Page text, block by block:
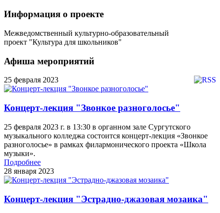
Информация о проекте
Межведомственный культурно-образовательный
проект "Культура для школьников"
Афиша мероприятий
25 февраля 2023
Концерт-лекция "Звонкое разноголосье"
25 февраля 2023 г. в 13:30 в органном зале Сургутского
музыкального колледжа состоится концерт-лекция «Звонкое
разноголосье» в рамках филармонического проекта «Школа
музыки».
Подробнее
28 января 2023
Концерт-лекция "Эстрадно-джазовая мозаика"